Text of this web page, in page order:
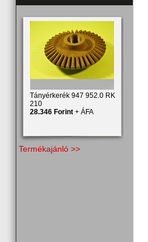
Tányérkerék 947 952.0 RK
210
28.346 Forint + ÁFA
Termékajánló >>